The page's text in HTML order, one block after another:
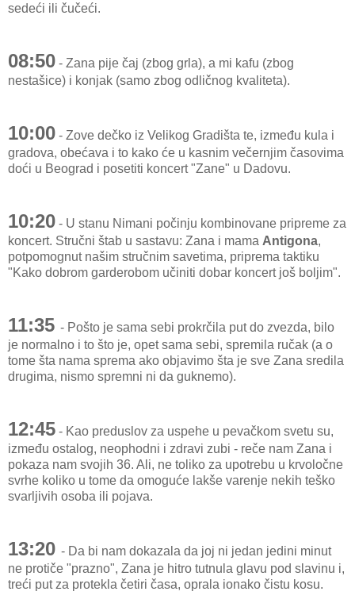
sedeći ili čučeći.
08:50 - Zana pije čaj (zbog grla), a mi kafu (zbog
nestašice) i konjak (samo zbog odličnog kvaliteta).
10:00 - Zove dečko iz Velikog Gradišta te, između kula i
gradova, obećava i to kako će u kasnim večernjim časovima
doći u Beograd i posetiti koncert "Zane" u Dadovu.
10:20 - U stanu Nimani počinju kombinovane pripreme za
koncert. Stručni štab u sastavu: Zana i mama Antigona,
potpomognut našim stručnim savetima, priprema taktiku
"Kako dobrom garderobom učiniti dobar koncert još boljim".
11:35 - Pošto je sama sebi prokrčila put do zvezda, bilo
je normalno i to što je, opet sama sebi, spremila ručak (a o
tome šta nama sprema ako objavimo šta je sve Zana sredila
drugima, nismo spremni ni da guknemo).
12:45 - Kao preduslov za uspehe u pevačkom svetu su,
između ostalog, neophodni i zdravi zubi - reče nam Zana i
pokaza nam svojih 36. Ali, ne toliko za upotrebu u krvoločne
svrhe koliko u tome da omoguće lakše varenje nekih teško
svarljivih osoba ili pojava.
13:20 - Da bi nam dokazala da joj ni jedan jedini minut
ne protiče "prazno", Zana je hitro tutnula glavu pod slavinu i,
treći put za protekla četiri časa, oprala ionako čistu kosu.